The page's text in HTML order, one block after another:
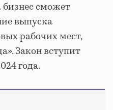
бизнес сможет
выпуска
рабочих мест,
Закон вступит
года.